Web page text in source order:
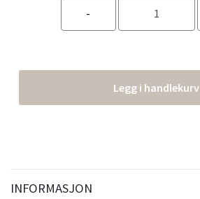
Legg i handlekurv
INFORMASJON